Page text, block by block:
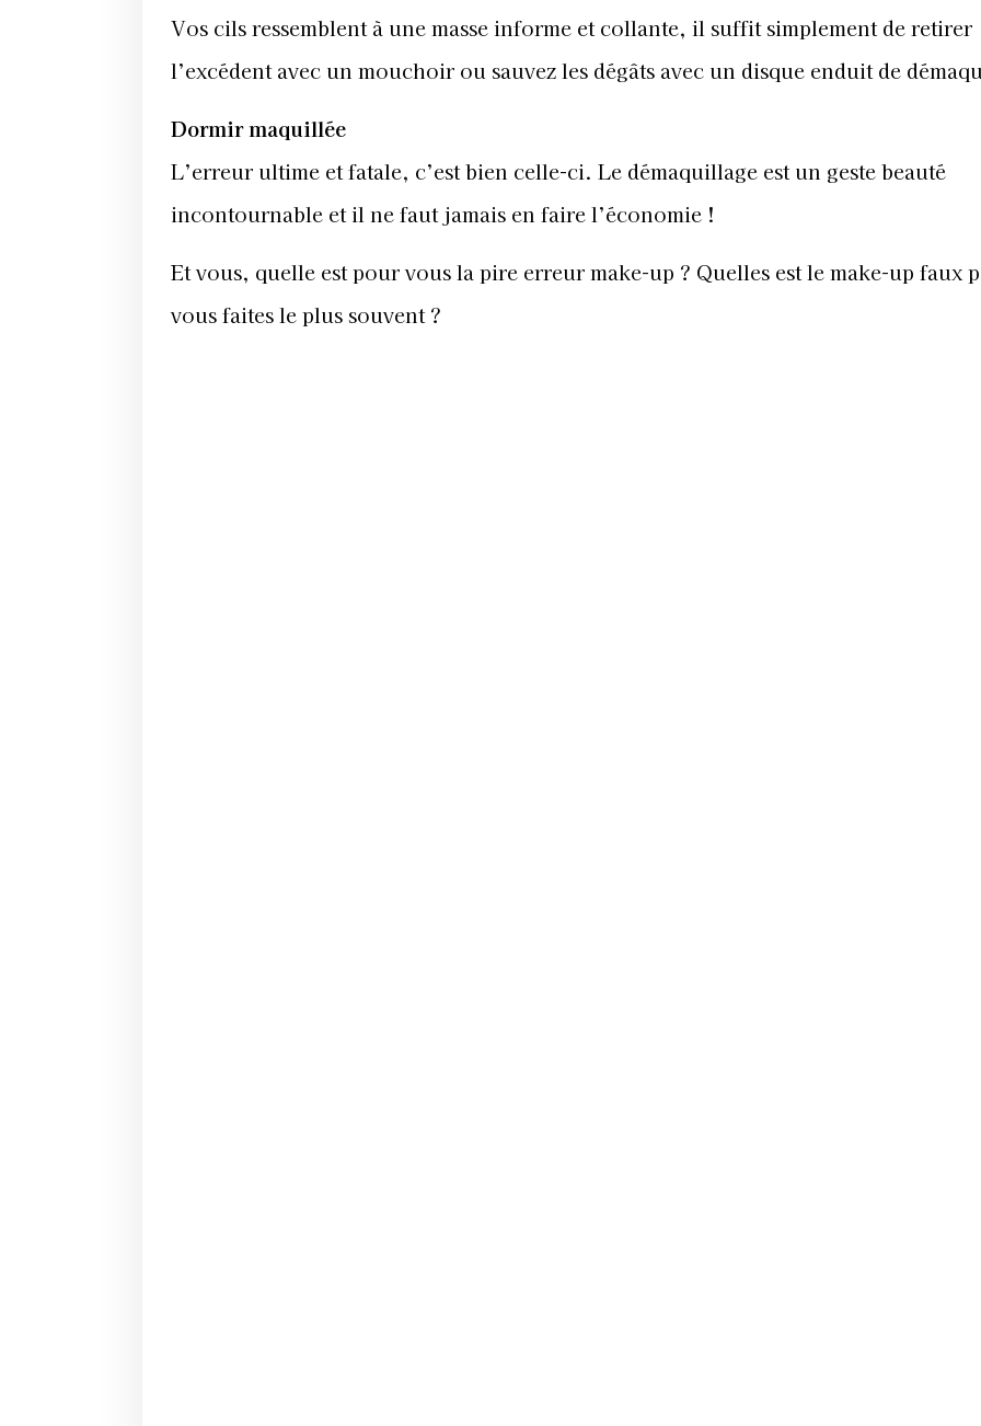
Vos cils ressemblent à une masse informe et collante, il suffit simplement de retirer
l’excédent avec un mouchoir ou sauvez les dégâts avec un disque enduit de
Dormir maquillée
L’erreur ultime et fatale, c’est bien celle-ci. Le démaquillage est un geste beauté
incontournable et il ne faut jamais en faire l’économie !
Et vous, quelle est pour vous la pire erreur make-up ? Quelles est le make-up faux
vous faites le plus souvent ?